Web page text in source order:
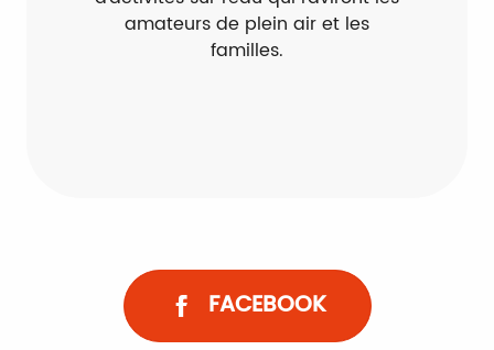
amateurs de plein air et les
familles.
FACEBOOK